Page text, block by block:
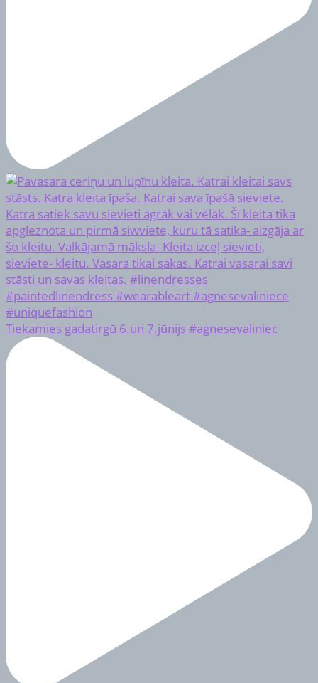
Tiekamies gadatirgū 6.un 7.jūnijs #agnesevaliniec